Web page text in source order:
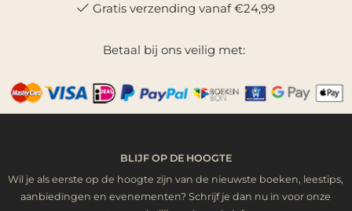
Gratis verzending vanaf €24,99
Betaal bij ons veilig met:
BLIJF OP DE HOOGTE
Wil je als eerste op de hoogte zijn van de nieuwste boeken, leestips,
aanbiedingen en evenementen? Schrijf je dan nu in voor onze